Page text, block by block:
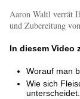
Aaron Waltl verrät
und Zubereitung
In diesem Video
Worauf man
Wie sich
unterscheidet.